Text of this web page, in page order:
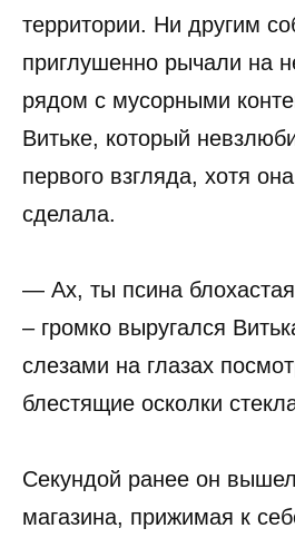
территории. Ни другим
приглушенно рычали на
рядом с мусорными
Витьке, который
первого взгляда, хотя
сделала.
— Ах, ты псина
– громко выругался
слезами на глазах
блестящие осколки
Секундой ранее он
магазина, прижимая к